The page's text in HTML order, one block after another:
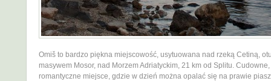
Omiš to bardzo piękna miejscowość, usytuowana nad rzeką Cetiną,
masywem Mosor, nad Morzem Adriatyckim, 21 km od Splitu.
romantyczne miejsce, gdzie w dzień można opalać się na prawie